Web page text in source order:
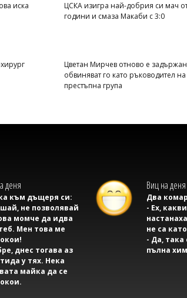
иска
ЦСКА изигра най-добрия си мач
години и смаза Макаби с 3:0
Цветан Мирчев отново е
обвиняват го като ръководител на
престъпна група
деня
към дъщеря си:
не позволявай
момче да идва
Мен това ме
днес тогава аз
у тях. Нека
майка да се
Виц на деня
Два
- Ех,
не са
- Да, така
пълна